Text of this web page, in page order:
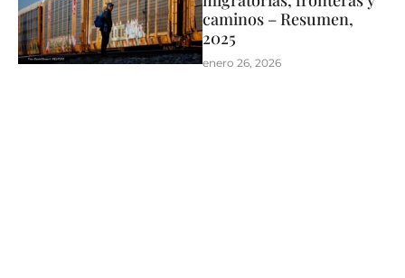
caminos – Resumen,
2025
enero 26, 2026